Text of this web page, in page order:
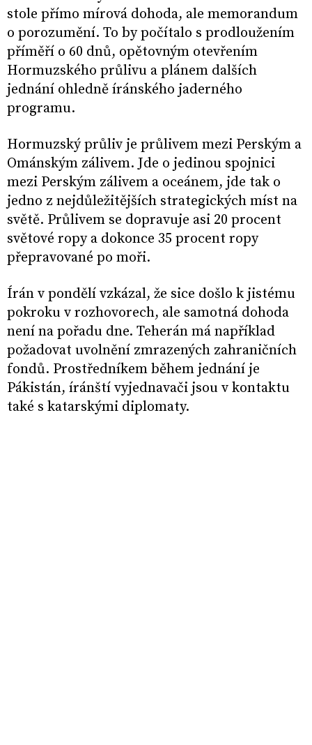
stole přímo mírová dohoda, ale memorandum
o porozumění. To by počítalo s prodloužením
příměří o 60 dnů, opětovným otevřením
Hormuzského průlivu a plánem dalších
jednání ohledně íránského jaderného
programu.
Hormuzský průliv je průlivem mezi Perským a
Ománským zálivem. Jde o jedinou spojnici
mezi Perským zálivem a oceánem, jde tak o
jedno z nejdůležitějších strategických míst na
světě. Průlivem se dopravuje asi 20 procent
světové ropy a dokonce 35 procent ropy
přepravované po moři.
Írán v pondělí vzkázal, že sice došlo k jistému
pokroku v rozhovorech, ale samotná dohoda
není na pořadu dne. Teherán má například
požadovat uvolnění zmrazených zahraničních
fondů. Prostředníkem během jednání je
Pákistán, íránští vyjednavači jsou v kontaktu
také s katarskými diplomaty.